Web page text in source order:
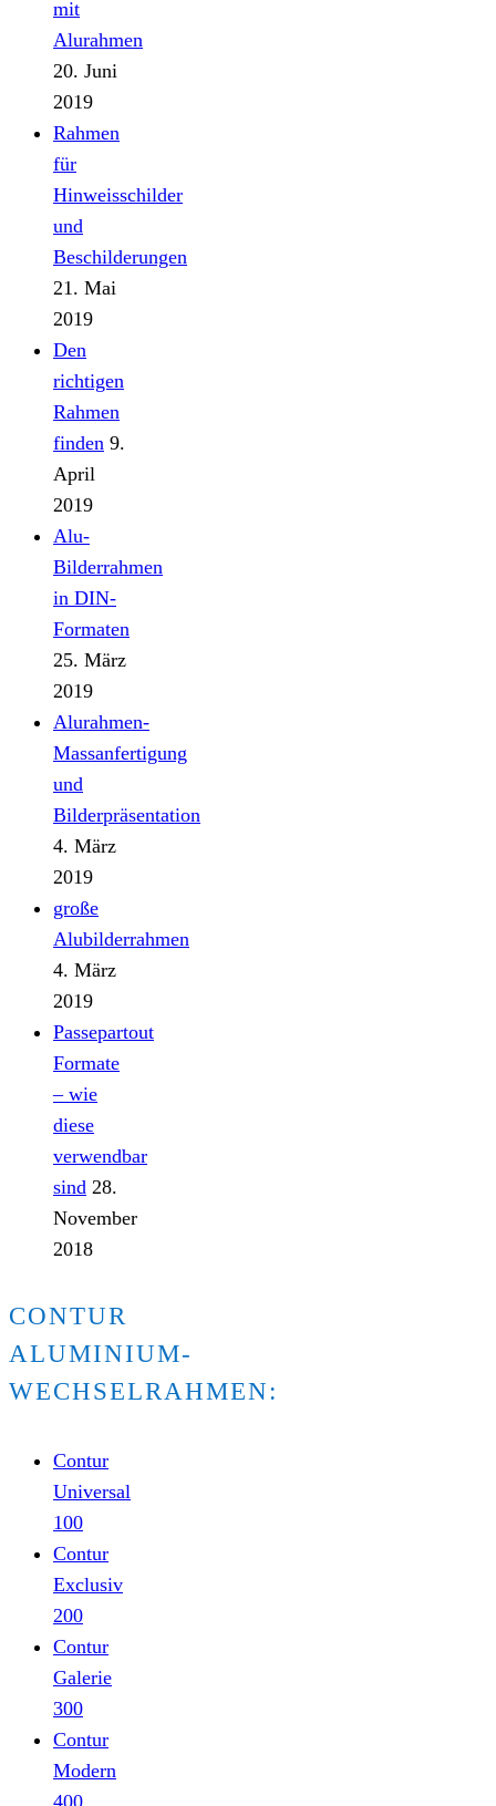
mit
Alurahmen
20. Juni
2019
Rahmen
für
Hinweisschilder
und
Beschilderungen
21. Mai
2019
Den
richtigen
Rahmen
finden 9.
April
2019
Alu-
Bilderrahmen
in DIN-
Formaten
25. März
2019
Alurahmen-
Massanfertigung
und
Bilderpräsentation
4. März
2019
große
Alubilderrahmen
4. März
2019
Passepartout
Formate
– wie
diese
verwendbar
sind 28.
November
2018
CONTUR
ALUMINIUM-
WECHSELRAHMEN:
Contur
Universal
100
Contur
Exclusiv
200
Contur
Galerie
300
Contur
Modern